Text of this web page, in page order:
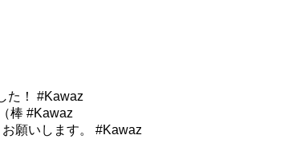
た！ #Kawaz
棒 #Kawaz
願いします。 #Kawaz